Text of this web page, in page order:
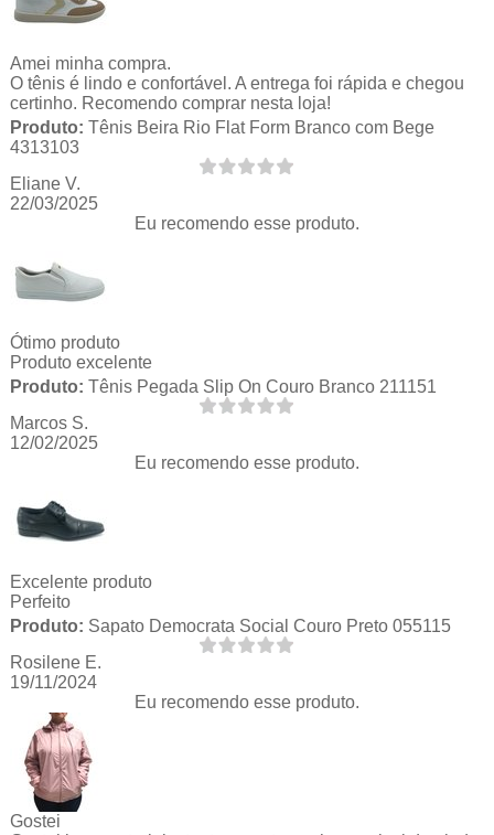
Amei minha compra.
O tênis é lindo e confortável. A entrega foi rápida e chegou
certinho. Recomendo comprar nesta loja!
Produto: Tênis Beira Rio Flat Form Branco com Bege
4313103
Eliane V.
22/03/2025
Eu recomendo esse produto.
Ótimo produto
Produto excelente
Produto: Tênis Pegada Slip On Couro Branco 211151
Marcos S.
12/02/2025
Eu recomendo esse produto.
Excelente produto
Perfeito
Produto: Sapato Democrata Social Couro Preto 055115
Rosilene E.
19/11/2024
Eu recomendo esse produto.
Gostei